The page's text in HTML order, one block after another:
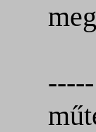
-----